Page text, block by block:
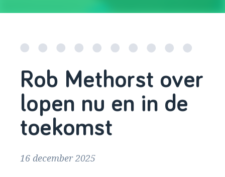
Rob Methorst over
lopen nu en in de
toekomst
16 december 2025